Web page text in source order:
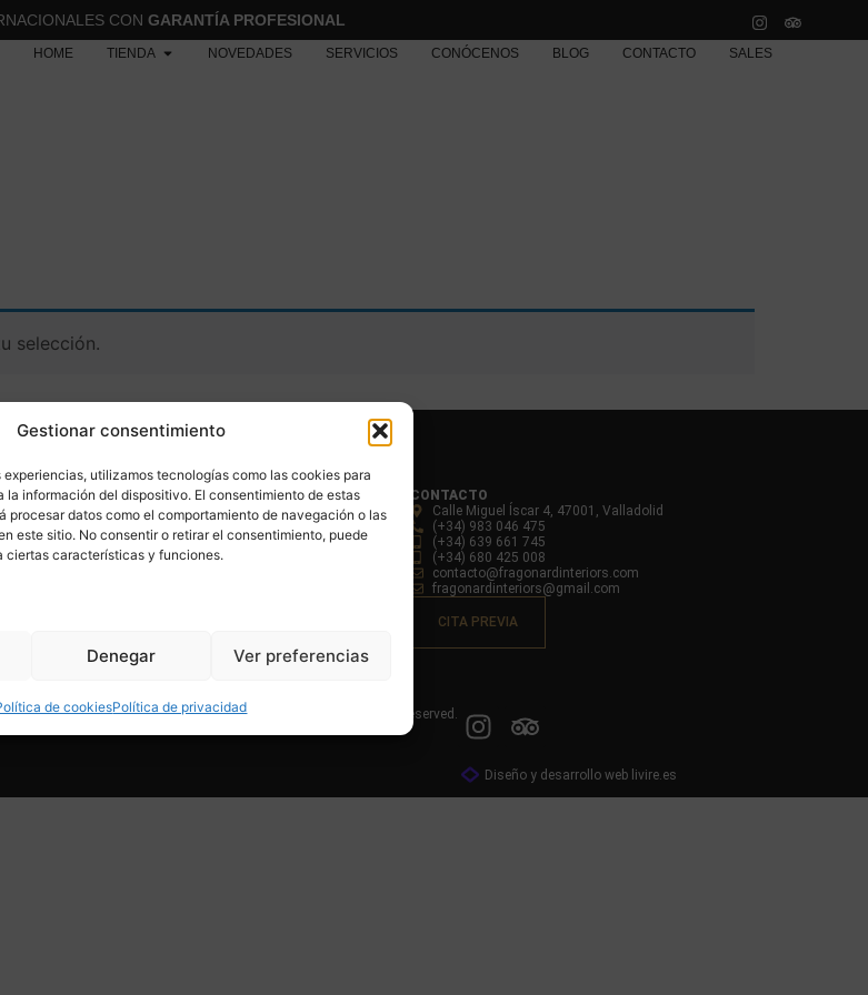
Gestionar consentimiento
experiencias, utilizamos tecnologías como las cookies para
la información del dispositivo. El consentimiento de estas
procesar datos como el comportamiento de navegación o las
este sitio. No consentir o retirar el consentimiento, puede
ciertas características y funciones.
Denegar Ver preferencias
de cookiesPolítica de privacidad
CON GARANTÍA PROFESIONAL
HOME TIENDA NOVEDADES SERVICIOS CONÓCENOS BLOG CONTACTO SALES
selección.
CATEGORÍAS
MOBILIARIO
ILUMINACIÓN
DECORACIÓN
JOYAS Y COMPLEMENTOS
CONTACTO
Calle Miguel Íscar 4, 47001, Valladolid
(+34) 983 046 475
(+34) 639 661 745
(+34) 680 425 008
contacto@fragonardinteriors.com
fragonardinteriors@gmail.com
CITA PREVIA
© Copyright 2024. All rights reserved.
Diseño y desarrollo web livire.es